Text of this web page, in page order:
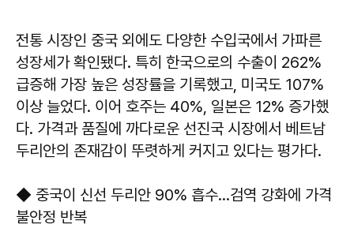
전통 시장인 중국 외에도 다양한 수입국에서 가파른
성장세가 확인됐다. 특히 한국으로의 수출이 262%
급증해 가장 높은 성장률을 기록했고, 미국도 107%
이상 늘었다. 이어 호주는 40%, 일본은 12% 증가했
다. 가격과 품질에 까다로운 선진국 시장에서 베트남
두리안의 존재감이 뚜렷하게 커지고 있다는 평가다.
◆ 중국이 신선 두리안 90% 흡수…검역 강화에 가격
불안정 반복